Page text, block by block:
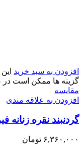
افزودن به سبد خرید
گزینه ها ممکن است
مقایسه
افزودن به علاقه مندی
گردنبند نقره زنانه
۶,۳۶۰,۰۰۰ تومان